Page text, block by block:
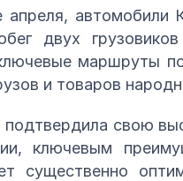
автомобили
двух
маршруты
и товаров
свою
ключевым
существенно